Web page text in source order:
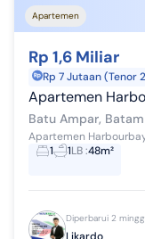
Apartemen
Rp 1,6 Miliar
Rp 7 Jutaan (Tenor
Apartemen
Batu Ampar, Batam
1
1LB:48m²
Diperbarui 2